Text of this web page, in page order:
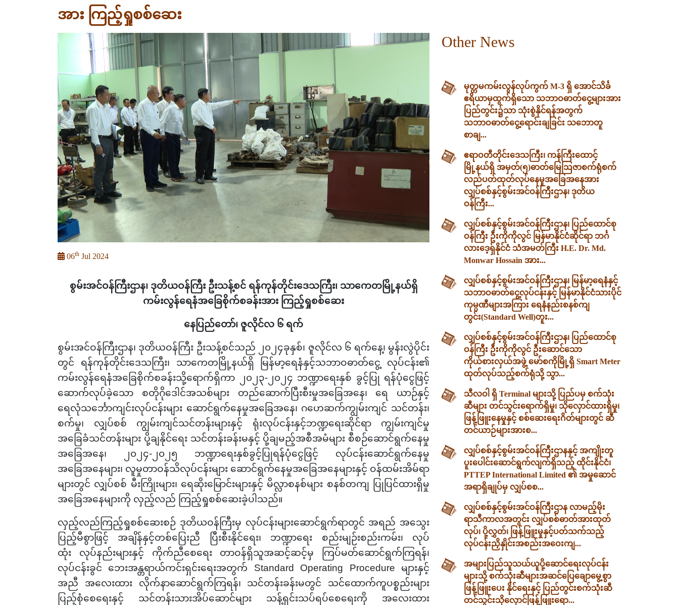
အား ကြည့်ရှုစစ်ဆေး
06th Jul 2024
စွမ်းအင်ဝန်ကြီးဌာန၊ ဒုတိယဝန်ကြီး ဦးသန့်စင် ရန်ကုန်တိုင်းဒေသကြီး၊ သာကေတမြို့နယ်ရှိ
ကမ်းလွန်ရေနံအခြေစိုက်စခန်းအား ကြည့်ရှုစစ်ဆေး
နေပြည်တော်၊ ဇူလိုင်လ ၆ ရက်
စွမ်းအင်ဝန်ကြီးဌာန၊ ဒုတိယဝန်ကြီး ဦးသန့်စင်သည် ၂၀၂၄ခုနှစ်၊ ဇူလိုင်လ ၆ ရက်နေ့၊ မွန်းလွဲပိုင်း
တွင် ရန်ကုန်တိုင်းဒေသကြီး၊ သာကေတမြို့နယ်ရှိ မြန်မာ့ရေနံနှင့်သဘာဝဓာတ်ငွေ့ လုပ်ငန်း၏
ကမ်းလွန်ရေနံအခြေစိုက်စခန်းသို့ရောက်ရှိကာ ၂၀၂၃-၂၀၂၄ ဘဏ္ဍာရေးနှစ် ခွင့်ပြု ရန်ပုံငွေဖြင့်
ဆောက်လုပ်ခဲ့သော စတိုဂိုဒေါင်အသစ်များ တည်ဆောက်ပြီးစီးမှုအခြေအနေ၊ ရေ ယာဉ်နှင့်
ရေလုံသင်္ဘောကျင်းလုပ်ငန်းများ ဆောင်ရွက်နေမှုအခြေအနေ၊ ဂဟေဆက်ကျွမ်းကျင် သင်တန်း၊
စက်မှု၊ လျှပ်စစ် ကျွမ်းကျင်သင်တန်းများနှင့် ရုံးလုပ်ငန်းနှင့်ဘဏ္ဍရေးဆိုင်ရာ ကျွမ်းကျင်မှု
အခြေခံသင်တန်းများ ပို့ချနိုင်ရေး သင်တန်းခန်းမနှင့် ပို့ချမည့်အစီအမံများ စီစဉ်ဆောင်ရွက်နေမှု
အခြေအနေ၊ ၂၀၂၄-၂၀၂၅ ဘဏ္ဍာရေးနှစ်ခွင့်ပြုရန်ပုံငွေဖြင့် လုပ်ငန်းဆောင်ရွက်နေမှု
အခြေအနေများ၊ လူမှုတာဝန်သိလုပ်ငန်းများ ဆောင်ရွက်နေမှုအခြေအနေများနှင့် ဝန်ထမ်းအိမ်ရာ
များတွင် လျှပ်စစ် မီးကြိုးများ၊ ရေဆိုးမြောင်းများနှင့် မိလ္လာစနစ်များ စနစ်တကျ ပြုပြင်ထားရှိမှု
အခြေအနေများကို လှည့်လည် ကြည့်ရှုစစ်ဆေးခဲ့ပါသည်။
လှည့်လည်ကြည့်ရှုစစ်ဆေးစဉ် ဒုတိယဝန်ကြီးမှ လုပ်ငန်းများဆောင်ရွက်ရာတွင် အရည် အသွေး
ပြည့်မီစွာဖြင့် အချိန်နှင့်တစ်ပြေးညီ ပြီးစီးနိုင်ရေး၊ ဘဏ္ဍာရေး စည်းမျဉ်းစည်းကမ်း၊ လုပ်
ထုံး လုပ်နည်းများနှင့် ကိုက်ညီစေရေး တာဝန်ရှိသူအဆင့်ဆင့်မှ ကြပ်မတ်ဆောင်ရွက်ကြရန်၊
လုပ်ငန်းခွင် ဘေးအန္တရာယ်ကင်းရှင်းရေးအတွက် Standard Operating Procedure များနှင့်
အညီ အလေးထား လိုက်နာဆောင်ရွက်ကြရန်၊ သင်တန်းခန်းမတွင် သင်ထောက်ကူပစ္စည်းများ
ပြည့်စုံစေရေးနှင့် သင်တန်းသားအိပ်ဆောင်များ သန့်ရှင်းသပ်ရပ်စေရေးကို အလေးထား
Other News
မုတ္တမကမ်းလွန်လုပ်ကွက် M-3 ရှိ အောင်သိင်္ခ
ဧရိယာမှထွက်ရှိသော သဘာဝဓာတ်ငွေ့များအား
ပြည်တွင်း၌သာ သုံးစွဲနိုင်ရန်အတွက်
သဘာဝဓာတ်ငွေ့ရောင်းချခြင်း သဘောတူ
စာချ...
ဧရာဝတီတိုင်းဒေသကြီး၊ ကန်ကြီးထောင့်
မြို့နယ်ရှိ အမှတ်(၅)ဓာတ်မြေဩဇာစက်ရုံစက်
လည်ပတ်ထုတ်လုပ်နေမှုအခြေအနေအား
လျှပ်စစ်နှင့်စွမ်းအင်ဝန်ကြီးဌာန၊ ဒုတိယ
ဝန်ကြီး...
လျှပ်စစ်နှင့်စွမ်းအင်ဝန်ကြီးဌာန၊ ပြည်ထောင်စု
ဝန်ကြီး ဦးကိုကိုလွင် မြန်မာနိုင်ငံဆိုင်ရာ ဘင်္ဂ
လားဒေ့ရှ်နိုင်ငံ သံအမတ်ကြီး H.E. Dr. Md.
Monwar Hossain အား...
လျှပ်စစ်နှင့်စွမ်းအင်ဝန်ကြီးဌာန၊ မြန်မာ့ရေနံနှင့်
သဘာဝဓာတ်ငွေ့လုပ်ငန်းနှင့် မြန်မာနိုင်ငံသားပိုင်
ကုမ္ပဏီများအကြား ရေနံနည်းစနစ်ကျ
တွင်း(Standard Well)တူး...
လျှပ်စစ်နှင့်စွမ်းအင်ဝန်ကြီးဌာန၊ ပြည်ထောင်စု
ဝန်ကြီး ဦးကိုကိုလွင် ဦးဆောင်သော
ကိုယ်စားလှယ်အဖွဲ့ မော်စကိုမြို့ရှိ Smart Meter
ထုတ်လုပ်သည့်စက်ရုံသို့ သွာ...
သီလဝါ ရှိ Terminal များသို့ ပြည်ပမှ စက်သုံး
ဆီများ တင်သွင်းရောက်ရှိမှု၊ သိုလှောင်ထားရှိမှု၊
ဖြန့်ဖြူးနေမှုနှင့် စစ်ဆေးရေးဂိတ်များတွင် ဆီ
တင်ယာဉ်များအားစ...
လျှပ်စစ်နှင့်စွမ်းအင်ဝန်ကြီးဌာနနှင့် အကျိုးတူ
ပူးပေါင်းဆောင်ရွက်လျက်ရှိသည့် ထိုင်းနိုင်ငံ၊
PTTEP International Limited ၏ အမှုဆောင်
အရာရှိချုပ်မှ လျှပ်စစ...
လျှပ်စစ်နှင့်စွမ်းအင်ဝန်ကြီးဌာန လာမည့်မိုး
ရာသီကာလအတွင်း လျှပ်စစ်ဓာတ်အားထုတ်
လုပ်၊ ပို့လွှတ်၊ ဖြန့်ဖြူးမှုနှင့်ပတ်သက်သည့်
လုပ်ငန်းညှိနှိုင်းအစည်းအဝေးကျ...
အများပြည်သူသယ်ယူပို့ဆောင်ရေးလုပ်ငန်း
များသို့ စက်သုံးဆီများအဆင်ပြေချောမွေ့စွာ
ဖြန့်ဖြူးပေး နိုင်ရေးနှင့် ပြည်တွင်းစက်သုံးဆီ
တင်သွင်းသိုလှောင်ဖြန့်ဖြူးရော...